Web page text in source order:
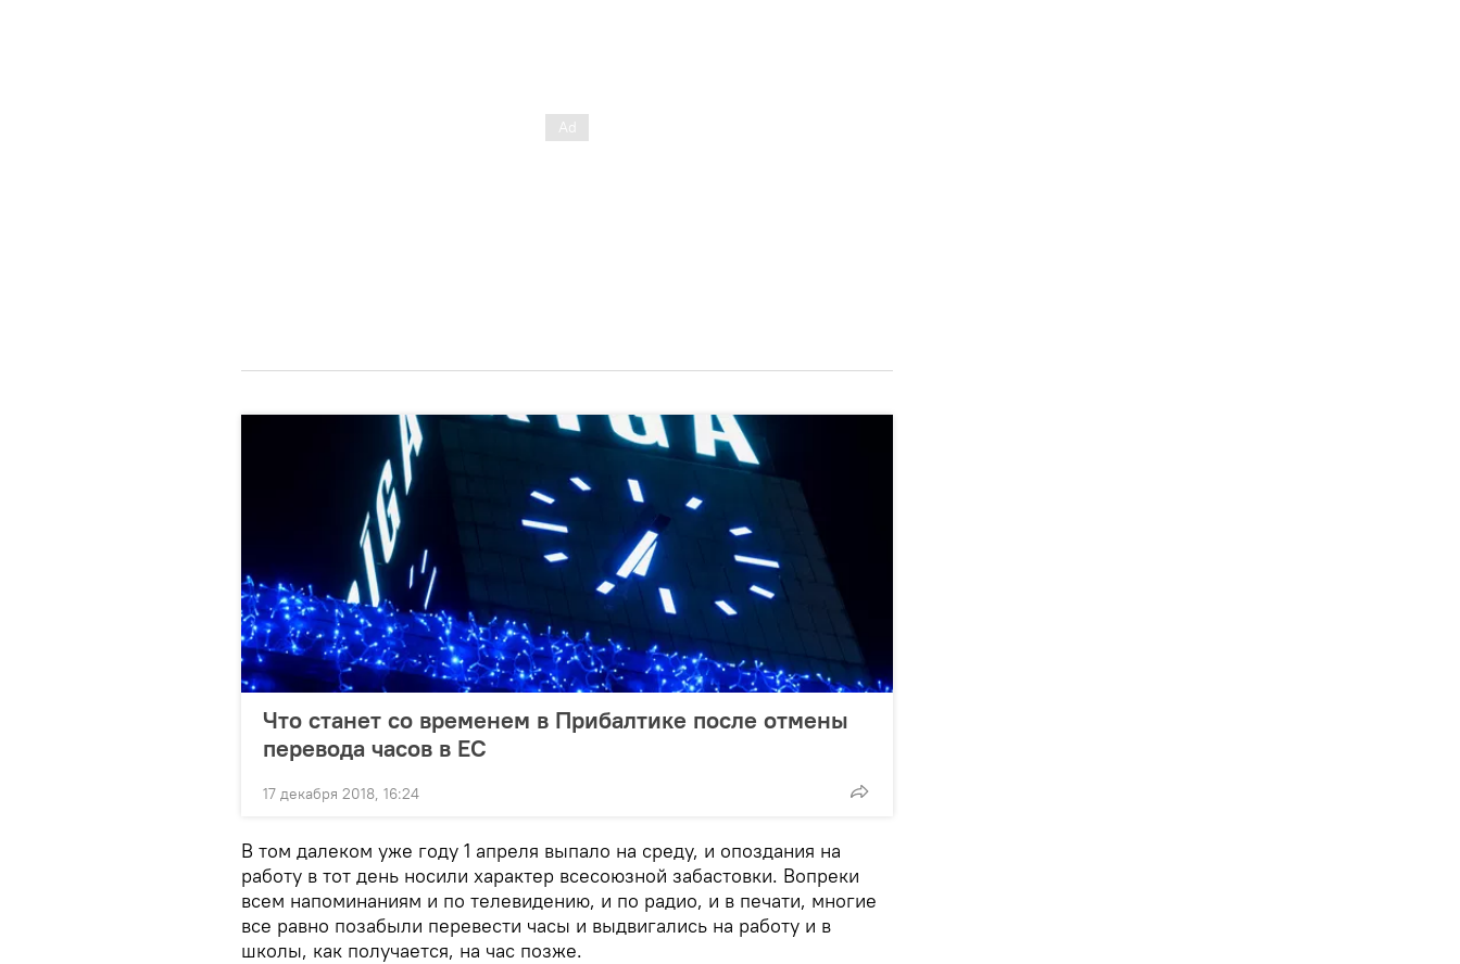
Что станет со временем в Прибалтике после отмены
перевода часов в ЕС
17 декабря 2018, 16:24
В том далеком уже году 1 апреля выпало на среду, и опоздания на
работу в тот день носили характер всесоюзной забастовки. Вопреки
всем напоминаниям и по телевидению, и по радио, и в печати, многие
все равно позабыли перевести часы и выдвигались на работу и в
школы, как получается, на час позже.